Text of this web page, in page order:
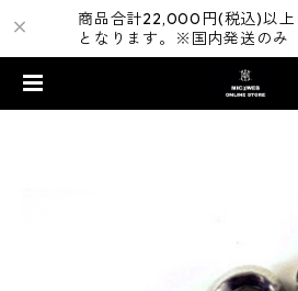
商品合計22,000円(税込)以上
となります。※国内発送のみ